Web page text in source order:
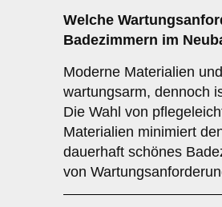
Welche
Badezimmern im
Moderne Materialien
wartungsarm, dennoch
Die Wahl von
Materialien minimiert
dauerhaft schönes
von